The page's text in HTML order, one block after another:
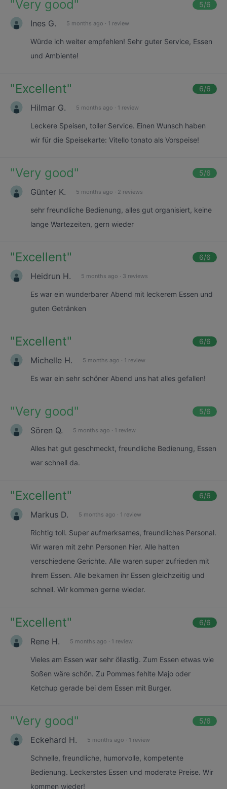
"Very good" 5/6
Ines G. 5 months ago · 1 review
Würde ich weiter empfehlen! Sehr guter Service, Essen
und Ambiente!
"Excellent" 6/6
Hilmar G. 5 months ago · 1 review
Leckere Speisen, toller Service. Einen Wunsch haben
wir für die Speisekarte: Vitello tonato als Vorspeise!
"Very good" 5/6
Günter K. 5 months ago · 2 reviews
sehr freundliche Bedienung, alles gut organisiert, keine
lange Wartezeiten, gern wieder
"Excellent" 6/6
Heidrun H. 5 months ago · 3 reviews
Es war ein wunderbarer Abend mit leckerem Essen und
guten Getränken
"Excellent" 6/6
Michelle H. 5 months ago · 1 review
Es war ein sehr schöner Abend uns hat alles gefallen!
"Very good" 5/6
Sören Q. 5 months ago · 1 review
Alles hat gut geschmeckt, freundliche Bedienung, Essen
war schnell da.
"Excellent" 6/6
Markus D. 5 months ago · 1 review
Richtig toll. Super aufmerksames, freundliches Personal.
Wir waren mit zehn Personen hier. Alle hatten
verschiedene Gerichte. Alle waren super zufrieden mit
ihrem Essen. Alle bekamen ihr Essen gleichzeitig und
schnell. Wir kommen gerne wieder.
"Excellent" 6/6
Rene H. 5 months ago · 1 review
Vieles am Essen war sehr öllastig. Zum Essen etwas wie
Soßen wäre schön. Zu Pommes fehlte Majo oder
Ketchup gerade bei dem Essen mit Burger.
"Very good" 5/6
Eckehard H. 5 months ago · 1 review
Schnelle, freundliche, humorvolle, kompetente
Bedienung. Leckerstes Essen und moderate Preise. Wir
kommen wieder!